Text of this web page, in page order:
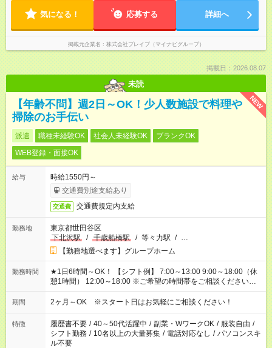
気になる！ 応募する 詳細へ
掲載元企業名 株式会社ブレイブ（マイナビグループ）
掲載日：2026.08.07
未読
NEW
【年齢不問】週2日～OK！少人数施設で料理や
掃除のお手伝い
派遣 職種未経験OK 社会人未経験OK
ブランクOK
WEB登録・面接OK
給与
時給1550円～
交通費別途支給あり
交通費 交通費規定内支給
勤務地
東京都世田谷区
下北沢駅
/ 千歳船橋駅 / 等々力駅 / …
【勤務地選べます】グループホーム
勤務時間
★1日6時間～OK！ 【シフト例】 7:00～13:00 9:00～18:00（休
憩1時間） 12:00～18:00 ※ご希望の時間帯をご相談ください。
※日勤、夜勤のみ、変則的な勤務等も相談OK！
期間 2ヶ月～OK ※スタート日はお気軽にご相談ください！
特徴 履歴書不要 / 40～50代活躍中 / 副業・WワークOK / 服装自由 /
シフト勤務 / 10名以上の大量募集 / 電話対応なし / パソコンスキ
ル不要